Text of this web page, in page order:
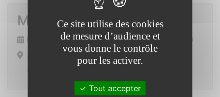
Match de foot
Dimanche 8 octobre 2023 de 13h30 à 15h30
Stade municipal
Ce site utilise des cookies
de mesure d’audience et
vous donne le contrôle
pour les activer.
Tout accepter